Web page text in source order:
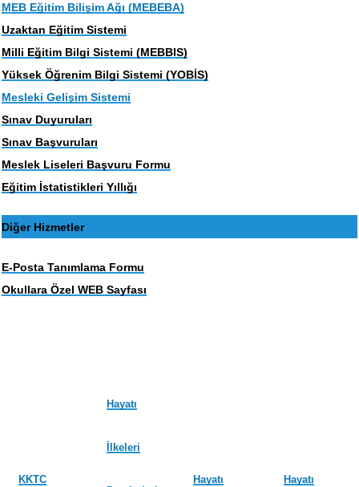
MEB Eğitim Bilişim Ağı (MEBEBA)
Uzaktan Eğitim Sistemi
Milli Eğitim Bilgi Sistemi (MEBBIS)
Yüksek Öğrenim Bilgi Sistemi (YOBİS)
Mesleki Gelişim Sistemi
Sınav Duyuruları
Sınav Başvuruları
Meslek Liseleri Başvuru Formu
Eğitim İstatistikleri Yıllığı
Diğer Hizmetler
E-Posta Tanımlama Formu
Okullara Özel WEB Sayfası
KKTC
Hayatı
İlkeleri
Hayatı Hayatı